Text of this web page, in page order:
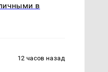
в
12 часов назад